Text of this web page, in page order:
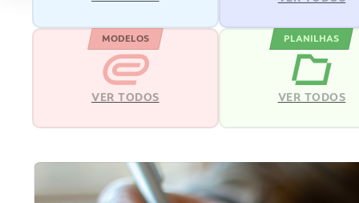
MODELOS
VER TODOS
PLANILHAS
VER TODOS